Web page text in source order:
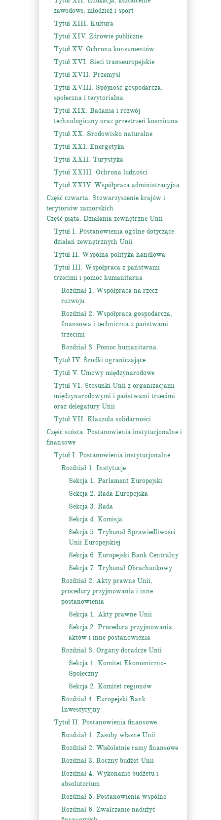
zawodowe, młodzież i sport
Tytuł XIII. Kultura
Tytuł XIV. Zdrowie publiczne
Tytuł XV. Ochrona konsumentów
Tytuł XVI. Sieci transeuropejskie
Tytuł XVII. Przemysł
Tytuł XVIII. Spójność gospodarcza,
społeczna i terytorialna
Tytuł XIX. Badania i rozwój
technologiczny oraz przestrzeń kosmiczna
Tytuł XX. Środowisko naturalne
Tytuł XXI. Energetyka
Tytuł XXII. Turystyka
Tytuł XXIII. Ochrona ludności
Tytuł XXIV. Współpraca administracyjna
Część czwarta. Stowarzyszenie krajów i
terytoriów zamorskich
Część piąta. Działania zewnętrzne Unii
Tytuł I. Postanowienia ogólne dotyczące
działań zewnętrznych Unii
Tytuł II. Wspólna polityka handlowa
Tytuł III. Współpraca z państwami
trzecimi i pomoc humanitarna
Rozdział 1. Współpraca na rzecz
rozwoju
Rozdział 2. Współpraca gospodarcza,
finansowa i techniczna z państwami
trzecimi
Rozdział 3. Pomoc humanitarna
Tytuł IV. Środki ograniczające
Tytuł V. Umowy międzynarodowe
Tytuł VI. Stosunki Unii z organizacjami
międzynarodowymi i państwami trzecimi
oraz delegatury Unii
Tytuł VII. Klauzula solidarności
Część szósta. Postanowienia instytucjonalne i
finansowe
Tytuł I. Postanowienia instytucjonalne
Rozdział 1. Instytucje
Sekcja 1. Parlament Europejski
Sekcja 2. Rada Europejska
Sekcja 3. Rada
Sekcja 4. Komisja
Sekcja 5. Trybunał Sprawiedliwości
Unii Europejskiej
Sekcja 6. Europejski Bank Centralny
Sekcja 7. Trybunał Obrachunkowy
Rozdział 2. Akty prawne Unii,
procedury przyjmowania i inne
postanowienia
Sekcja 1. Akty prawne Unii
Sekcja 2. Procedura przyjmowania
aktów i inne postanowienia
Rozdział 3. Organy doradcze Unii
Sekcja 1. Komitet Ekonomiczno-
Społeczny
Sekcja 2. Komitet regionów
Rozdział 4. Europejski Bank
Inwestycyjny
Tytuł II. Postanowienia finansowe
Rozdział 1. Zasoby własne Unii
Rozdział 2. Wieloletnie ramy finansowe
Rozdział 3. Roczny budżet Unii
Rozdział 4. Wykonanie budżetu i
absolutorium
Rozdział 5. Postanowienia wspólne
Rozdział 6. Zwalczanie nadużyć